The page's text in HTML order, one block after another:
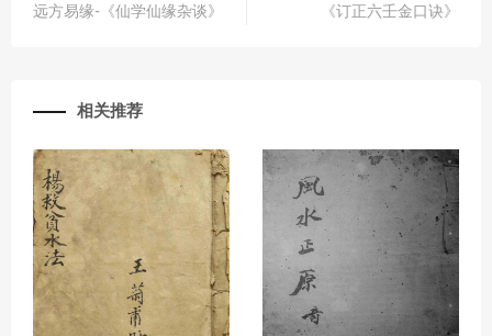
远方易缘-《仙学仙缘杂谈》
《订正六壬金口诀》
相关推荐